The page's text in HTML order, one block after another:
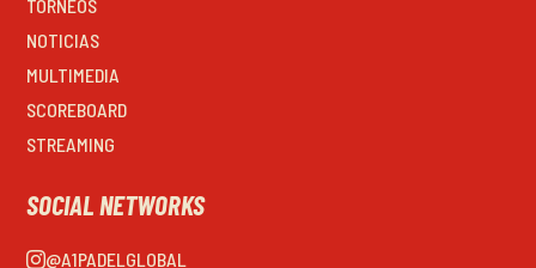
TORNEOS
NOTICIAS
MULTIMEDIA
SCOREBOARD
STREAMING
SOCIAL NETWORKS
@A1PADELGLOBAL